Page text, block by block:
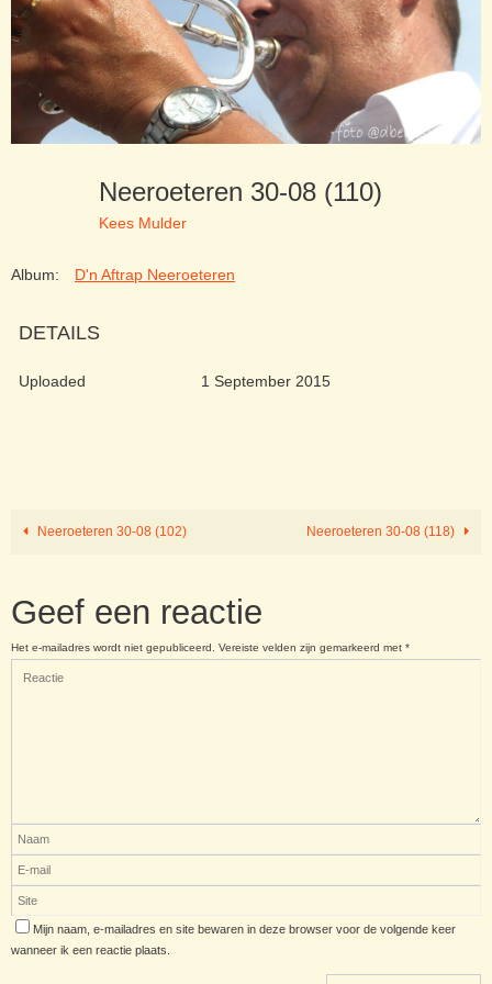
Neeroeteren 30-08 (110)
Kees Mulder
Album: D'n Aftrap Neeroeteren
DETAILS
Uploaded 1 September 2015
Neeroeteren 30-08 (102) Neeroeteren 30-08 (118)
Geef een reactie
Het e-mailadres wordt niet gepubliceerd. Vereiste velden zijn gemarkeerd met *
Mijn naam, e-mailadres en site bewaren in deze browser voor de volgende keer
wanneer ik een reactie plaats.